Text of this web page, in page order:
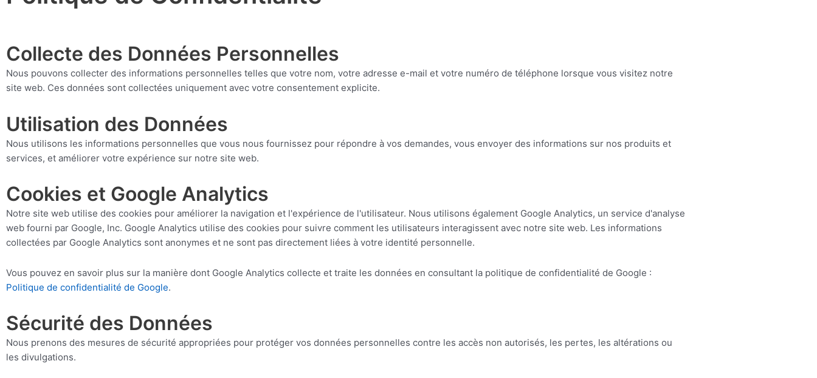
Collecte des Données Personnelles
Nous pouvons collecter des informations personnelles telles que votre nom, votre adresse e-mail et votre numéro de téléphone lorsque vous visitez notre
site web. Ces données sont collectées uniquement avec votre consentement explicite.
Utilisation des Données
Nous utilisons les informations personnelles que vous nous fournissez pour répondre à vos demandes, vous envoyer des informations sur nos produits et
services, et améliorer votre expérience sur notre site web.
Cookies et Google Analytics
Notre site web utilise des cookies pour améliorer la navigation et l'expérience de l'utilisateur. Nous utilisons également Google Analytics, un service d'analyse
web fourni par Google, Inc. Google Analytics utilise des cookies pour suivre comment les utilisateurs interagissent avec notre site web. Les informations
collectées par Google Analytics sont anonymes et ne sont pas directement liées à votre identité personnelle.
Vous pouvez en savoir plus sur la manière dont Google Analytics collecte et traite les données en consultant la politique de confidentialité de Google :
Politique de confidentialité de Google.
Sécurité des Données
Nous prenons des mesures de sécurité appropriées pour protéger vos données personnelles contre les accès non autorisés, les pertes, les altérations ou
les divulgations.